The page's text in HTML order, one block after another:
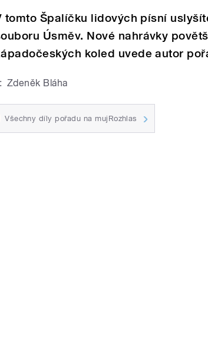
tomto Špalíčku lidových písní
Úsměv. Nové nahrávky
koled uvede autor
Zdeněk Bláha
Všechny díly pořadu na mujRozhlas